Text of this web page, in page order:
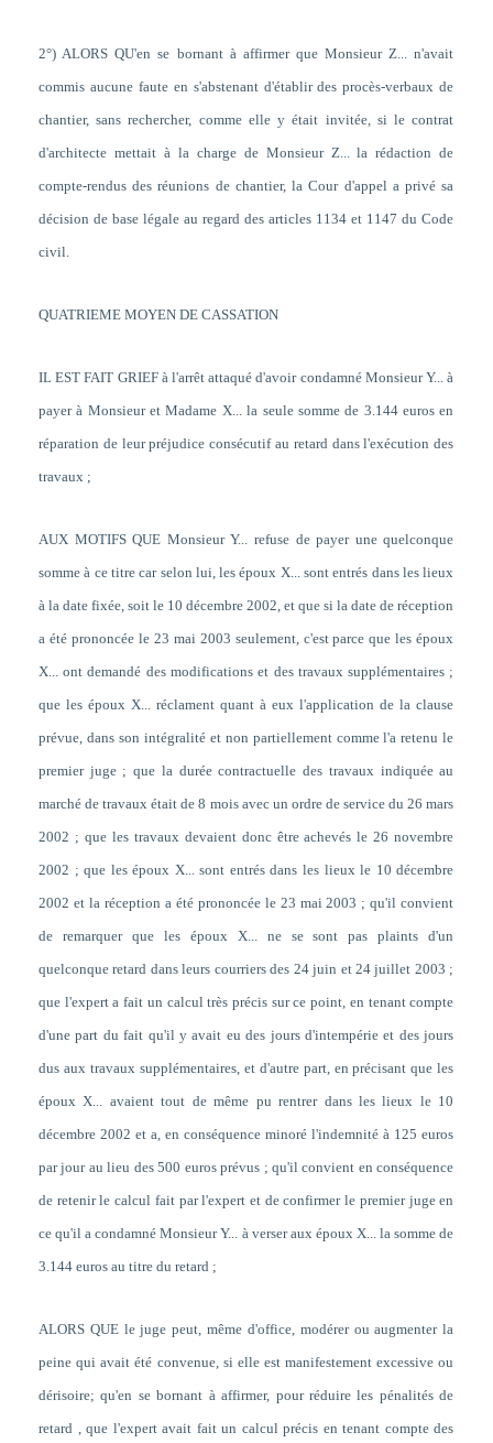
2°) ALORS QU'en se bornant à affirmer que Monsieur Z... n'avait
commis aucune faute en s'abstenant d'établir des procès-verbaux de
chantier, sans rechercher, comme elle y était invitée, si le contrat
d'architecte mettait à la charge de Monsieur Z... la rédaction de
compte-rendus des réunions de chantier, la Cour d'appel a privé sa
décision de base légale au regard des articles 1134 et 1147 du Code
civil.
QUATRIEME MOYEN DE CASSATION
IL EST FAIT GRIEF à l'arrêt attaqué d'avoir condamné Monsieur Y... à
payer à Monsieur et Madame X... la seule somme de 3.144 euros en
réparation de leur préjudice consécutif au retard dans l'exécution des
travaux ;
AUX MOTIFS QUE Monsieur Y... refuse de payer une quelconque
somme à ce titre car selon lui, les époux X... sont entrés dans les lieux
à la date fixée, soit le 10 décembre 2002, et que si la date de réception
a été prononcée le 23 mai 2003 seulement, c'est parce que les époux
X... ont demandé des modifications et des travaux supplémentaires ;
que les époux X... réclament quant à eux l'application de la clause
prévue, dans son intégralité et non partiellement comme l'a retenu le
premier juge ; que la durée contractuelle des travaux indiquée au
marché de travaux était de 8 mois avec un ordre de service du 26 mars
2002 ; que les travaux devaient donc être achevés le 26 novembre
2002 ; que les époux X... sont entrés dans les lieux le 10 décembre
2002 et la réception a été prononcée le 23 mai 2003 ; qu'il convient
de remarquer que les époux X... ne se sont pas plaints d'un
quelconque retard dans leurs courriers des 24 juin et 24 juillet 2003 ;
que l'expert a fait un calcul très précis sur ce point, en tenant compte
d'une part du fait qu'il y avait eu des jours d'intempérie et des jours
dus aux travaux supplémentaires, et d'autre part, en précisant que les
époux X... avaient tout de même pu rentrer dans les lieux le 10
décembre 2002 et a, en conséquence minoré l'indemnité à 125 euros
par jour au lieu des 500 euros prévus ; qu'il convient en conséquence
de retenir le calcul fait par l'expert et de confirmer le premier juge en
ce qu'il a condamné Monsieur Y... à verser aux époux X... la somme de
3.144 euros au titre du retard ;
ALORS QUE le juge peut, même d'office, modérer ou augmenter la
peine qui avait été convenue, si elle est manifestement excessive ou
dérisoire; qu'en se bornant à affirmer, pour réduire les pénalités de
retard , que l'expert avait fait un calcul précis en tenant compte des